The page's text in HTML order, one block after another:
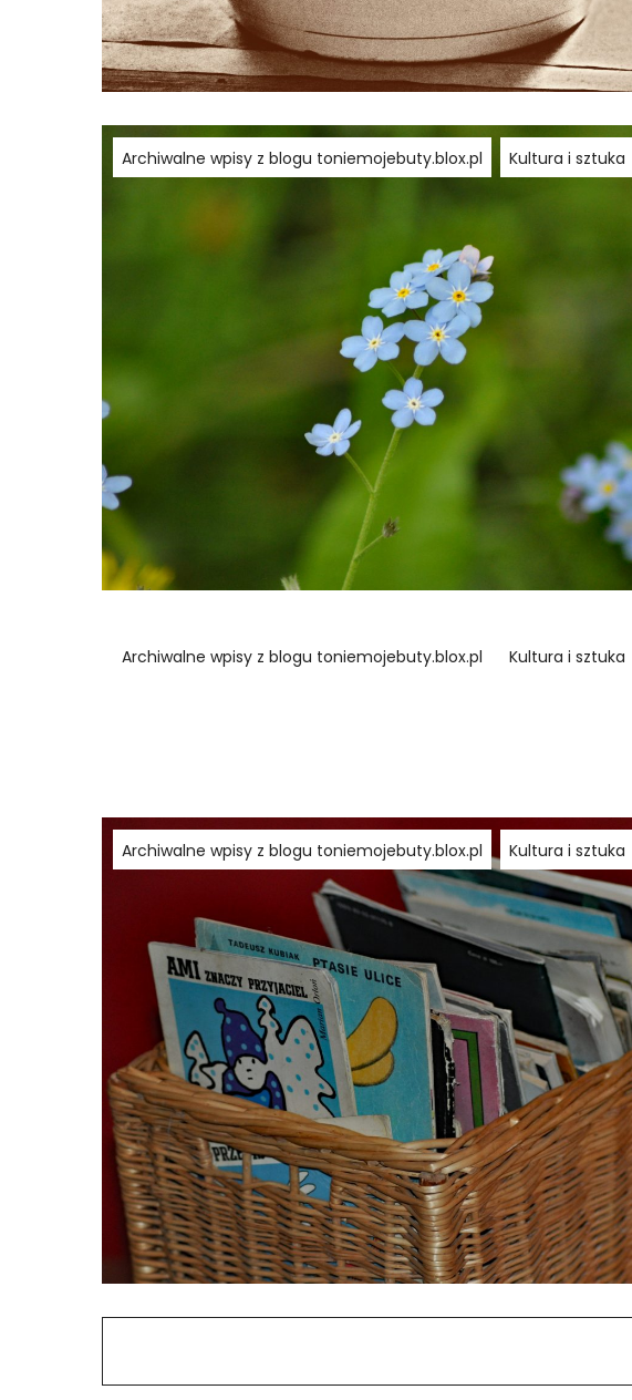
Archiwalne wpisy z blogu toniemojebuty.blox.pl Kultura i sztuka
Archiwalne wpisy z blogu toniemojebuty.blox.pl Kultura i sztuka
Archiwalne wpisy z blogu toniemojebuty.blox.pl Kultura i sztuka